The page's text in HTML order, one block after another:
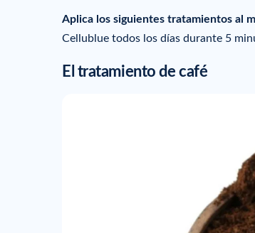
Aplica los siguientes tratamientos al
Cellublue todos los días durante 5
El tratamiento de café